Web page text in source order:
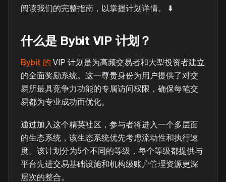
阅读我们的完整指南，以掌握计划详情。 ⬇️
什么是 Bybit VIP 计划？
Bybit 的
VIP 计划是为高频交易者和大型投资者建立
的全面奖励系统。这一尊贵身份为用户提供了对交
易所最具竞争力功能的专属访问权限，确保每笔交
易都为专业成功而优化。
通过加入这个精英社区，参与者将进入一个多层面
的生态系统，该生态系统优先考虑流动性和执行速
度。该计划分为5个不同的等级，每个等级都提供与
平台先进交易基础设施和机构级账户管理资源更深
层次的整合。